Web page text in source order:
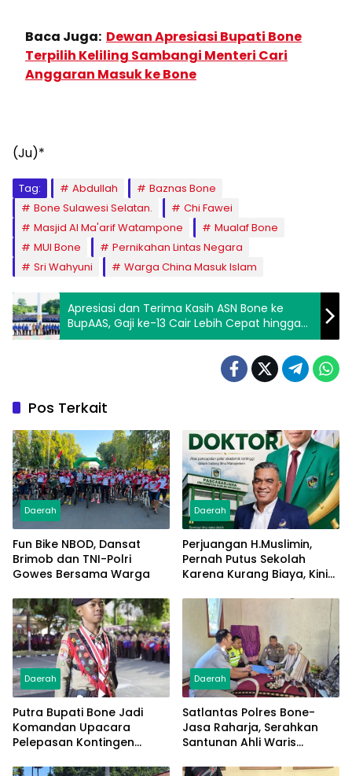
Baca Juga: Dewan Apresiasi Bupati Bone
Terpilih Keliling Sambangi Menteri Cari
Anggaran Masuk ke Bone
(Ju)*
Tag: Abdullah
Baznas Bone
Bone Sulawesi Selatan.
Chi Fawei
Masjid Al Ma'arif Watampone
Mualaf Bone
MUI Bone
Pernikahan Lintas Negara
Sri Wahyuni
Warga China Masuk Islam
Apresiasi dan Terima Kasih ASN Bone ke
BupAAS, Gaji ke-13 Cair Lebih Cepat hingga
PPPK Paruh Waktu
Pos Terkait
Daerah
Fun Bike NBOD, Dansat
Brimob dan TNI-Polri
Gowes Bersama Warga
Daerah
Perjuangan H.Muslimin,
Pernah Putus Sekolah
Karena Kurang Biaya, Kini
Manajemen
Daerah
Putra Bupati Bone Jadi
Komandan Upacara
Pelepasan Kontingen
Daerah
Satlantas Polres Bone-
Jasa Raharja, Serahkan
Santunan Ahli Waris
Rp50 Juta